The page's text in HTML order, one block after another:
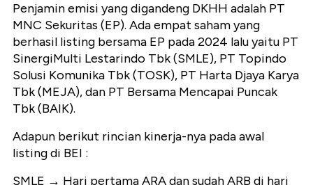
Penjamin emisi yang digandeng DKHH adalah PT
MNC Sekuritas (EP). Ada empat saham yang
berhasil listing bersama EP pada 2024 lalu yaitu PT
SinergiMulti Lestarindo Tbk (SMLE), PT Topindo
Solusi Komunika Tbk (TOSK), PT Harta Djaya Karya
Tbk (MEJA), dan PT Bersama Mencapai Puncak
Tbk (BAIK).
Adapun berikut rincian kinerja-nya pada awal
listing di BEI :
SMLE → Hari pertama ARA dan sudah ARB di hari